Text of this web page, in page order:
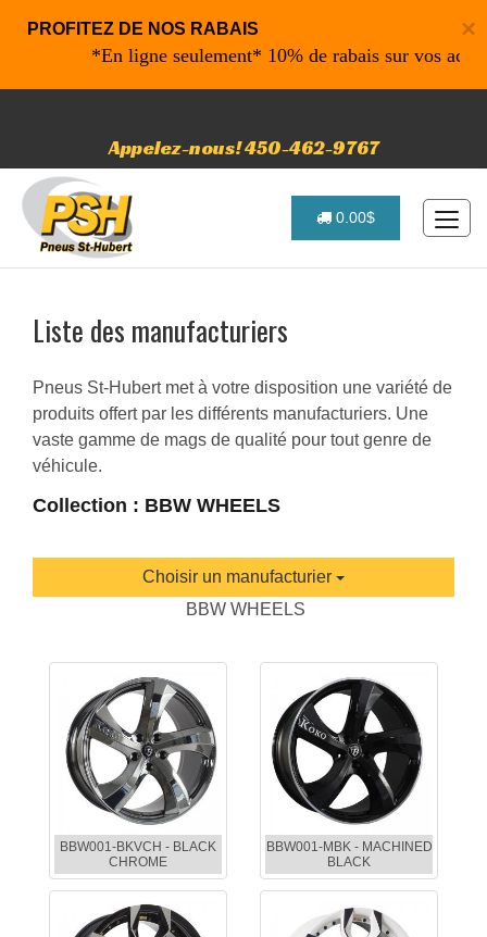
×
PROFITEZ DE NOS RABAIS
seulement* 10% de rabais sur vos achats de 500$ et
Appelez-nous! 450-462-9767
0.00$
Liste des manufacturiers
Pneus St-Hubert met à votre disposition une variété de
produits offert par les différents manufacturiers. Une
vaste gamme de mags de qualité pour tout genre de
véhicule.
Collection : BBW WHEELS
Choisir un manufacturier
BBW WHEELS
BBW001-BKVCH - BLACK
CHROME
BBW001-MBK - MACHINED
BLACK